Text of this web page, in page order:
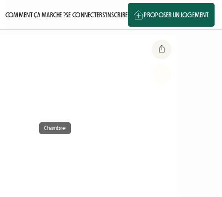
COMMENT ÇA MARCHE ?SE CONNECTERS'INSCRIRE PROPOSER UN LOGEMENT
Chambre